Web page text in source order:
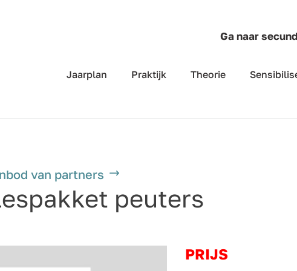
Ga naar
Jaarplan Praktijk Theorie
van partners
peuters
PRIJS